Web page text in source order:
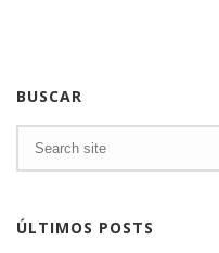
BUSCAR
ÚLTIMOS POSTS